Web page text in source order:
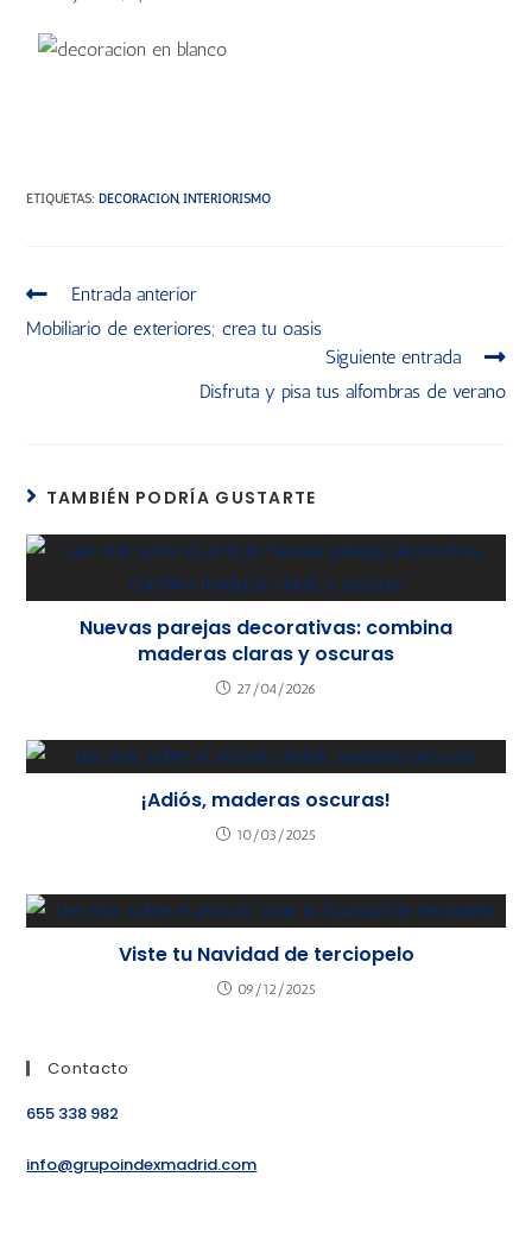
ETIQUETAS:DECORACIÓN, INTERIORISMO
Entrada anterior
Mobiliario de exteriores; crea tu oasis
Siguiente entrada
Disfruta y pisa tus alfombras de verano
TAMBIÉN PODRÍA GUSTARTE
Nuevas parejas decorativas: combina
maderas claras y oscuras
27/04/2026
¡Adiós, maderas oscuras!
10/03/2025
Viste tu Navidad de terciopelo
09/12/2025
Contacto
655 338 982
info@grupoindexmadrid.com